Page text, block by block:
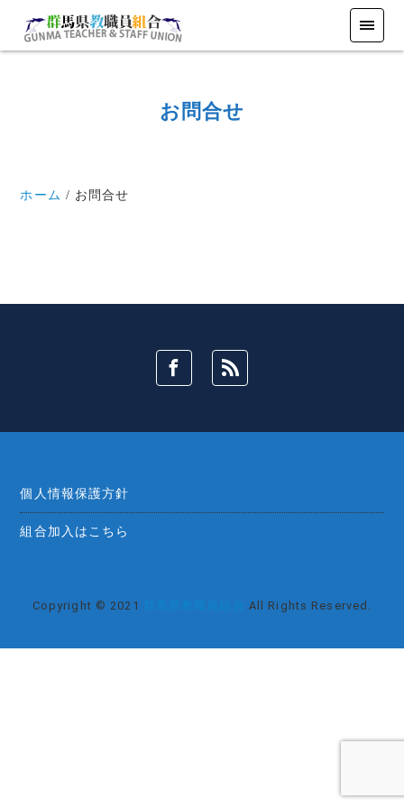
お問合せ
ホーム お問合せ
個人情報保護方針
組合加入はこちら
Copyright © 2021 All Rights Reserved.